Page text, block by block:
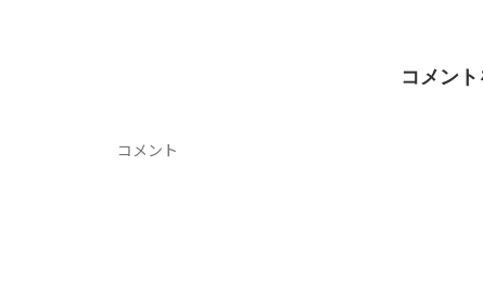
コメント